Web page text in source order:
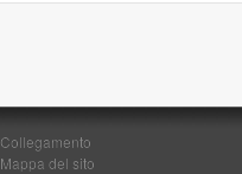
Collegamento
Mappa del sito